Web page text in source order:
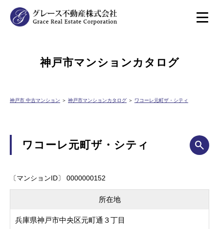
神戸市マンションカタログ
神戸市 中古マンション ＞ 神戸市マンションカタログ ＞ ワコーレ元町ザ・シティ
ワコーレ元町ザ・シティ
〔マンションID〕 0000000152
所在地
兵庫県神戸市中央区元町通３丁目